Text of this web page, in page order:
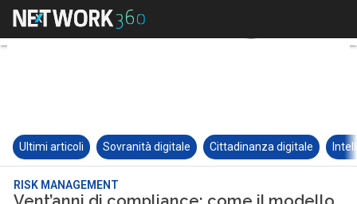
Ultimi articoli Sovranità digitale Cittadinanza digitale
RISK MANAGEMENT